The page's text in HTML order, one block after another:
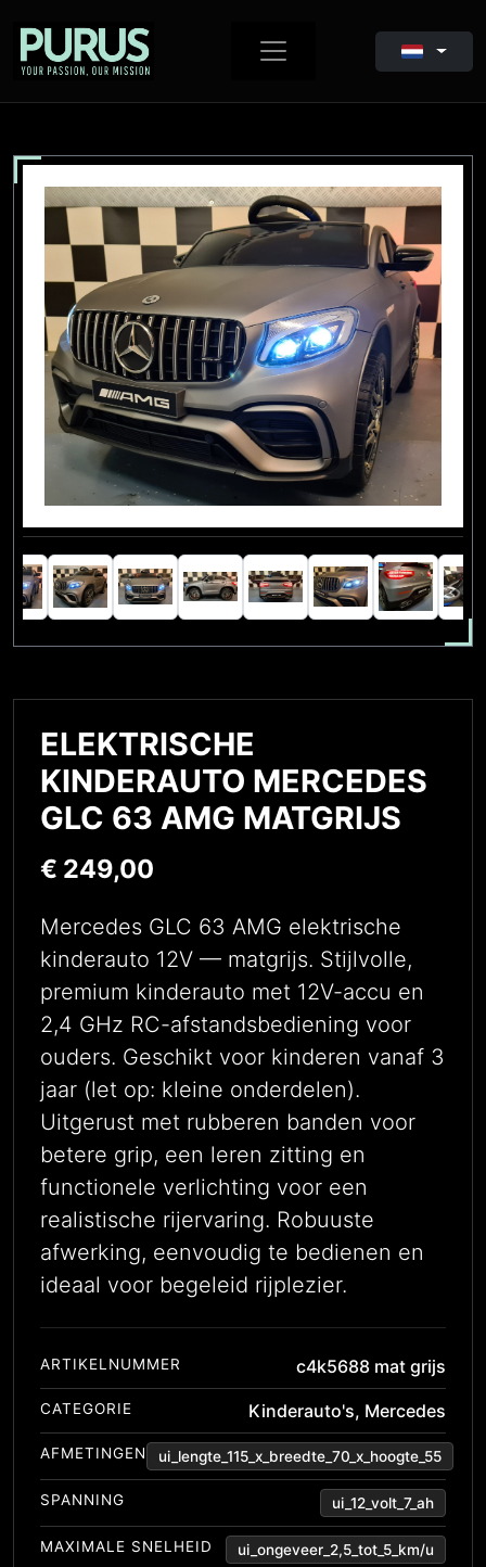
ELEKTRISCHE
KINDERAUTO MERCEDES
GLC 63 AMG MATGRIJS
€ 249,00
Mercedes GLC 63 AMG elektrische
kinderauto 12V — matgrijs. Stijlvolle,
premium kinderauto met 12V-accu en
2,4 GHz RC-afstandsbediening voor
ouders. Geschikt voor kinderen vanaf 3
jaar (let op: kleine onderdelen).
Uitgerust met rubberen banden voor
betere grip, een leren zitting en
functionele verlichting voor een
realistische rijervaring. Robuuste
afwerking, eenvoudig te bedienen en
ideaal voor begeleid rijplezier.
ARTIKELNUMMER c4k5688 mat grijs
CATEGORIE Kinderauto's, Mercedes
AFMETINGEN ui_lengte_115_x_breedte_70_x_hoogte_55
SPANNING ui_12_volt_7_ah
MAXIMALE SNELHEID ui_ongeveer_2,5_tot_5_km/u